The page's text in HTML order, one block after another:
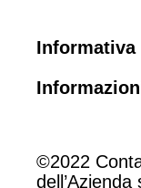
Informativa
©2022